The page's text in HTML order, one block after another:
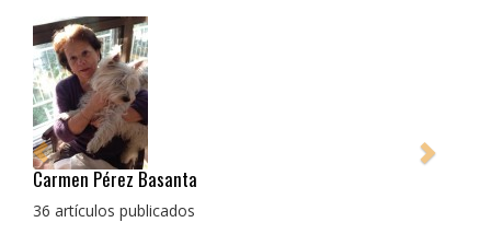
Pedro Manuel Collado Cruz
La cocina para mi es producto bien tratado sin